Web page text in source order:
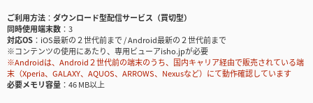
ご利用方法
ダウンロード型配信サービス（買切型）
同時使用端末数
3
対応OS
iOS最新の２世代前まで / Android最新の２世代前まで
※コンテンツの使用にあたり、専用ビューアisho.jpが必要
※Androidは、Android２世代前の端末のうち、国内キャリア経由で販売されている端
末（Xperia、GALAXY、AQUOS、ARROWS、Nexusなど）にて動作確認しています
必要メモリ容量
46 MB以上